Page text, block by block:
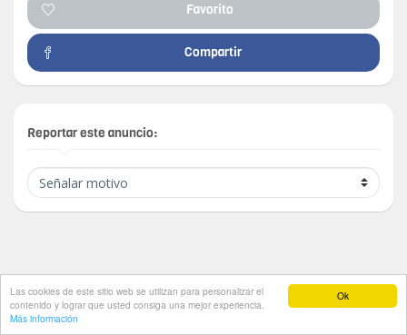
Ok
Las cookies de este sitio web se utilizan para personalizar el
contenido y lograr que usted consiga una mejor experiencia.
Más información
Favorito
Compartir
Reportar este anuncio:
Timbirichi© 2026
Inicio